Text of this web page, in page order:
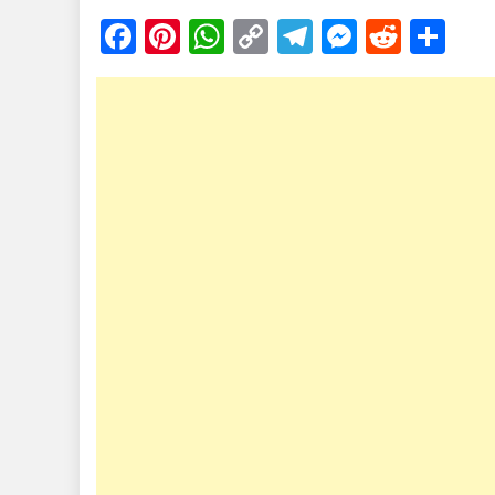
Facebook
Pinterest
WhatsApp
Copy
Link
TelegramReddit